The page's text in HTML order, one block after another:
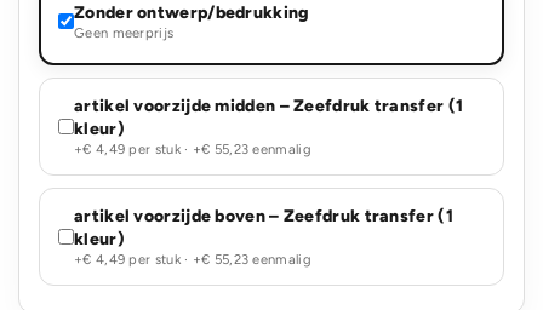
Zonder ontwerp/bedrukking
Geen meerprijs
artikel voorzijde midden – Zeefdruk transfer (1
kleur)
+€ 4,49 per stuk · +€ 55,23 eenmalig
artikel voorzijde boven – Zeefdruk transfer (1
kleur)
+€ 4,49 per stuk · +€ 55,23 eenmalig